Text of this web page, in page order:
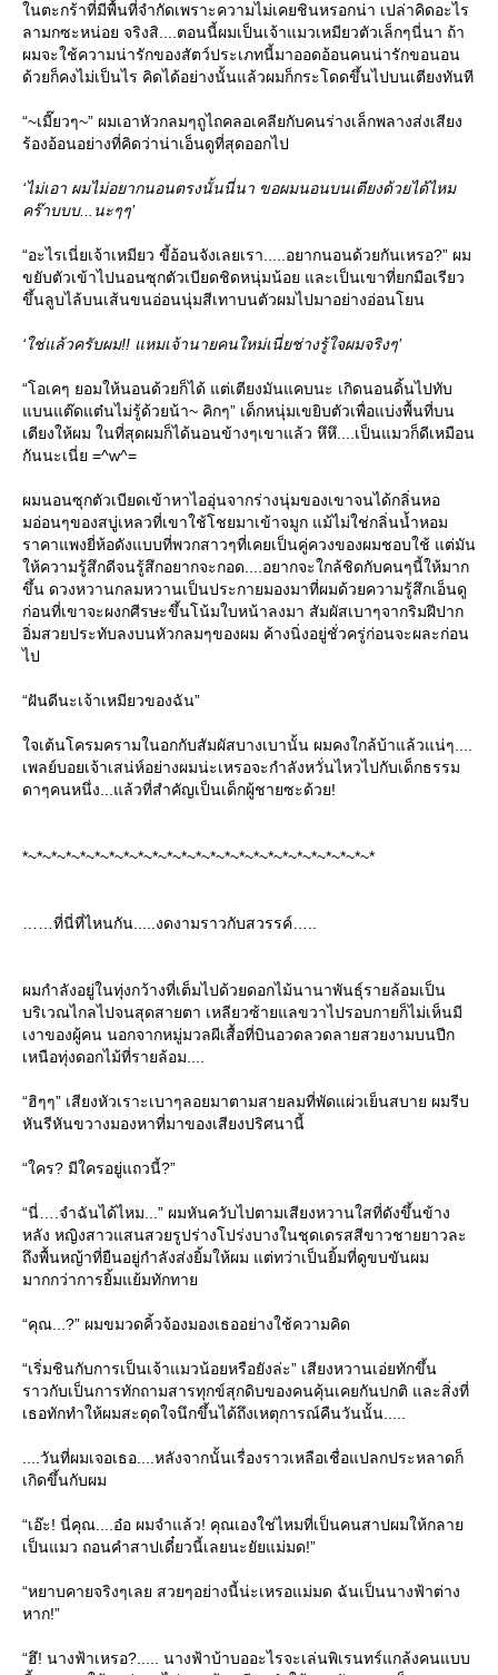
นตะกร้าที่มีพื้นที่จำกัดเพราะความไม่เคยชินหรอกน่า เปล่าคิดอะไร
ลามกซะหน่อย จริงสิ....ตอนนี้ผมเป็นเจ้าแมวเหมียวตัวเล็กๆนี่นา ถ้า
ผมจะใช้ความน่ารักของสัตว์ประเภทนี้มาออดอ้อนคนน่ารักขอนอน
ด้วยก็คงไม่เป็นไร คิดได้อย่างนั้นแล้วผมก็กระโดดขึ้นไปบนเตียงทันที
“~เมี๊ยวๆ~” ผมเอาหัวกลมๆถูไถคลอเคลียกับคนร่างเล็กพลางส่งเสียง
ร้องอ้อนอย่างที่คิดว่าน่าเอ็นดูที่สุดออกไป
‘ไม่เอา ผมไม่อยากนอนตรงนั้นนี่นา ขอผมนอนบนเตียงด้วยได้ไหม
คร๊าบบบ...นะๆๆ’
“อะไรเนี่ยเจ้าเหมียว ขี้อ้อนจังเลยเรา.....อยากนอนด้วยกันเหรอ?” ผม
ขยับตัวเข้าไปนอนซุกตัวเบียดชิดหนุ่มน้อย และเป็นเขาที่ยกมือเรียว
ขึ้นลูบไล้บนเส้นขนอ่อนนุ่มสีเทาบนตัวผมไปมาอย่างอ่อนโยน
‘ใช่แล้วครับผม!! แหมเจ้านายคนใหม่เนี่ยช่างรู้ใจผมจริงๆ’
“โอเคๆ ยอมให้นอนด้วยก็ได้ แต่เตียงมันแคบนะ เกิดนอนดิ้นไปทับ
บนแต๊ดแต๋นไม่รู้ด้วยน้า~ คิกๆ” เด็กหนุ่มเขยิบตัวเพื่อแบ่งพื้นที่บน
เตียงให้ผม ในที่สุดผมก็ได้นอนข้างๆเขาแล้ว หึหึ....เป็นแมวก็ดีเหมือน
กันนะเนี่ย =^w^=
ผมนอนซุกตัวเบียดเข้าหาไออุ่นจากร่างนุ่มของเขาจนได้กลิ่นหอ
มอ่อนๆของสบู่เหลวที่เขาใช้โชยมาเข้าจมูก แม้ไม่ใช่กลิ่นน้ำหอม
ราคาแพงยี่ห้อดังแบบที่พวกสาวๆที่เคยเป็นคู่ควงของผมชอบใช้ แต่มัน
ห้ความรู้สึกดีจนรู้สึกอยากจะกอด....อยากจะใกล้ชิดกับคนๆนี้ให้มาก
ขึ้น ดวงหวานกลมหวานเป็นประกายมองมาที่ผมด้วยความรู้สึกเอ็นดู
ก่อนที่เขาจะผงกศีรษะขึ้นโน้มใบหน้าลงมา สัมผัสเบาๆจากริมฝีปาก
อิ่มสวยประทับลงบนหัวกลมๆของผม ค้างนิ่งอยู่ชั่วครู่ก่อนจะผละก่อน
ไป
“ฝันดีนะเจ้าเหมียวของฉัน”
จเต้นโครมครามในอกกับสัมผัสบางเบานั้น ผมคงใกล้บ้าแล้วแน่ๆ....
เพลย์บอยเจ้าเสน่ห์อย่างผมน่ะเหรอจะกำลังหวั่นไหวไปกับเด็กธรรม
ดาๆคนหนึ่ง...แล้วที่สำคัญเป็นเด็กผู้ชายซะด้วย!
*~*~*~*~*~*~*~*~*~*~*~*~*~*~*~*~*~*~*~*~*~*~*~*~*
ที่นี่ที่ไหนกัน.....งดงามราวกับสวรรค์…..
ผมกำลังอยู่ในทุ่งกว้างที่เต็มไปด้วยดอกไม้นานาพันธุ์รายล้อมเป็น
บริเวณไกลไปจนสุดสายตา เหลียวซ้ายแลขวาไปรอบกายก็ไม่เห็นมี
เงาของผู้คน นอกจากหมู่มวลผีเสื้อที่บินอวดลวดลายสวยงามบนปีก
เหนือทุ่งดอกไม้ที่รายล้อม....
“ฮิๆๆ” เสียงหัวเราะเบาๆลอยมาตามสายลมที่พัดแผ่วเย็นสบาย ผมรีบ
หันรีหันขวางมองหาที่มาของเสียงปริศนานี้
“ใคร? มีใครอยู่แถวนี้?”
“นี่….จำฉันได้ไหม...” ผมหันควับไปตามเสียงหวานใสที่ดังขึ้นข้าง
หลัง หญิงสาวแสนสวยรูปร่างโปร่งบางในชุดเดรสสีขาวชายยาวละ
ถึงพื้นหญ้าที่ยืนอยู่กำลังส่งยิ้มให้ผม แต่ทว่าเป็นยิ้มที่ดูขบขันผม
มากกว่าการยิ้มแย้มทักทา
“คุณ...?” ผมขมวดคิ้วจ้องมองเธออย่างใช้ความคิด
“เริ่มชินกับการเป็นเจ้าแมวน้อยหรือยังล่ะ” เสียงหวานเอ่ยทักขึ้น
ราวกับเป็นการทักถามสารทุกข์สุกดิบของคนคุ้นเคยกันปกติ และสิ่งที่
เธอทักทำให้ผมสะดุดใจนึกขึ้นได้ถึงเหตุการณ์คืนวันนั้น.....
....วันที่ผมเจอเธอ....หลังจากนั้นเรื่องราวเหลือเชื่อแปลกประหลาดก็
เกิดขึ้นกับผม
“เอ๊ะ! นี่คุณ....อ๋อ ผมจำแล้ว! คุณเองใช่ไหมที่เป็นคนสาปผมให้กลา
เป็นแมว ถอนคำสาปเดี๋ยวนี้เลยนะยัยแม่มด!”
“หยาบคายจริงๆเลย สวยๆอย่างนี้น่ะเหรอแม่มด ฉันเป็นนางฟ้าต่าง
หาก!”
“ฮึ! นางฟ้าเหรอ?..... นางฟ้าบ้าบออะไรจะเล่นพิเรนทร์แกล้งคนแบบ